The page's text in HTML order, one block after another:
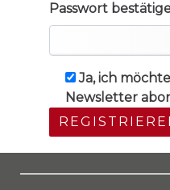
Passwort
Ja, ich
Newsletter